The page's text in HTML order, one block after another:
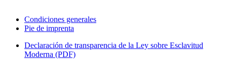
Condiciones generales
Pie de imprenta
Declaración de transparencia de la Ley sobre Esclavitud
Moderna (PDF)